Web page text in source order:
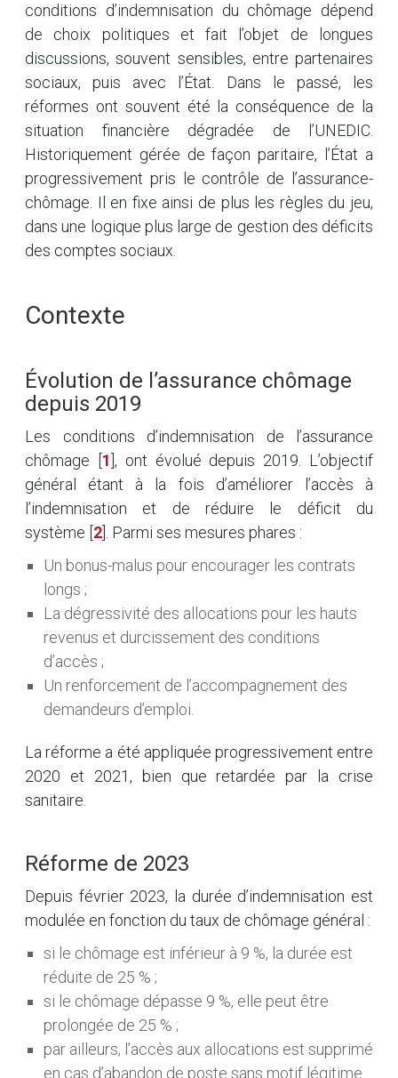
conditions d’indemnisation du chômage dépend
de choix politiques et fait l’objet de longues
discussions, souvent sensibles, entre partenaires
sociaux, puis avec l’État. Dans le passé, les
réformes ont souvent été la conséquence de la
situation financière dégradée de l’UNEDIC.
Historiquement gérée de façon paritaire, l’État a
progressivement pris le contrôle de l’assurance-
chômage. Il en fixe ainsi de plus les règles du jeu,
dans une logique plus large de gestion des déficits
des comptes sociaux.
Contexte
Évolution de l’assurance chômage
depuis 2019
Les conditions d’indemnisation de l’assurance
chômage
1 , ont évolué depuis 2019. L’objectif
général étant à la fois d’améliorer l’accès à
l’indemnisation et de réduire le déficit du
système 2 . Parmi ses mesures phares :
Un bonus-malus pour encourager les contrats
longs ;
La dégressivité des allocations pour les hauts
revenus et durcissement des conditions
d’accès ;
Un renforcement de l’accompagnement des
demandeurs d’emploi.
La réforme a été appliquée progressivement entre
2020 et 2021, bien que retardée par la crise
sanitaire.
Réforme de 2023
Depuis février 2023, la durée d’indemnisation est
modulée en fonction du taux de chômage général :
si le chômage est inférieur à 9 %, la durée est
réduite de 25 % ;
si le chômage dépasse 9 %, elle peut être
prolongée de 25 % ;
par ailleurs, l’accès aux allocations est supprimé
en cas d’abandon de poste sans motif légitime